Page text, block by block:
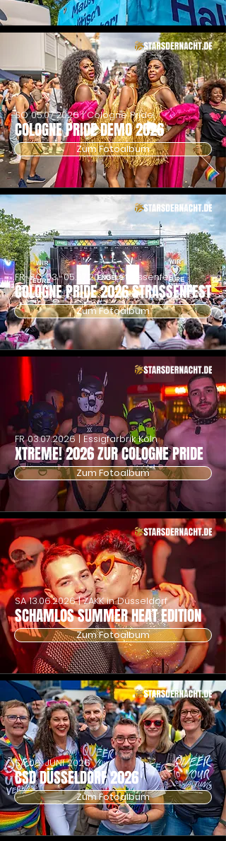
COLOGNE PRIDE DEMO 2026
SO05.07.2026| Cologne Pride
Zum Fotoalbum
COLOGNE PRIDE 2026 STRASSENFEST
FR-SO03.-05.07.2026| Strassenfest
Zum Fotoalbum
XTREME! 2026 ZUR COLOGNE PRIDE
FR03.07.2026| Essigfarbrik Köln
Zum Fotoalbum
SCHAMLOS SUMMER HEAT EDITION
SA13.06.2026| ZAKK in Düsseldorf
Zum Fotoalbum
CSD DÜSSELDORF 2026
SA 06. JUNI 2026
Zum Fotoalbum